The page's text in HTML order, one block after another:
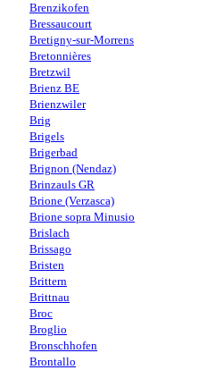
Brenzikofen
Bressaucourt
Bretigny-sur-Morrens
Bretonnières
Bretzwil
Brienz BE
Brienzwiler
Brig
Brigels
Brigerbad
Brignon (Nendaz)
Brinzauls GR
Brione (Verzasca)
Brione sopra Minusio
Brislach
Brissago
Bristen
Brittern
Brittnau
Broc
Broglio
Bronschhofen
Brontallo